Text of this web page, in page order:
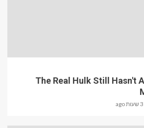
The Real Hulk Still Hasn't
3 שעות ago